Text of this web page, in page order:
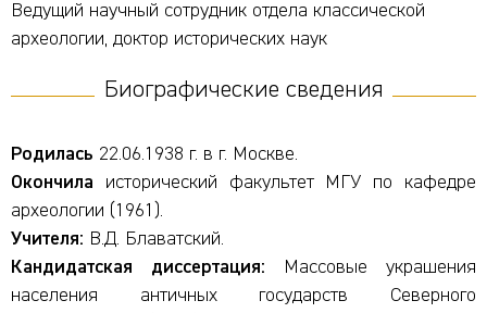
Ведущий научный сотрудник отдела классической
археологии, доктор исторических наук
Биографические сведения
Родилась 22.06.1938 г. в г. Москве.
Окончила исторический факультет МГУ по кафедре
археологии (1961).
Учителя: В.Д. Блаватский.
Кандидатская диссертация: Массовые украшения
населения античных государств Северного